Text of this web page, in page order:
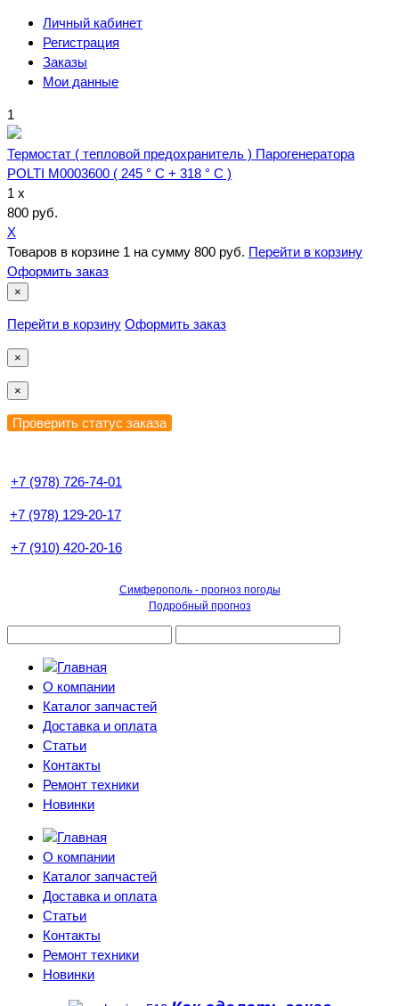
Личный кабинет
Регистрация
Заказы
Мои данные
1
Термостат ( тепловой предохранитель ) Парогенератора
POLTI M0003600 ( 245 ° С + 318 ° С )
1 x
800 руб.
X
Товаров в корзине 1 на сумму 800 руб. Перейти в корзину
Оформить заказ
×
Перейти в корзину Оформить заказ
×
×
+7 (978) 726-74-01
+7 (978) 129-20-17
+7 (910) 420-20-16
Симферополь - прогноз погоды
Подробный прогноз
О компании
Каталог запчастей
Доставка и оплата
Статьи
Контакты
Ремонт техники
Новинки
О компании
Каталог запчастей
Доставка и оплата
Статьи
Контакты
Ремонт техники
Новинки